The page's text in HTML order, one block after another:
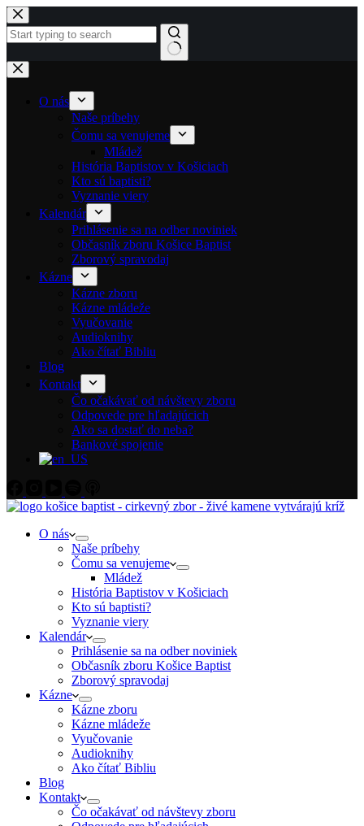
Skip to content
No results
O nás
Naše príbehy
Čomu sa venujeme
Mládež
História Baptistov v Košiciach
Kto sú baptisti?
Vyznanie viery
Kalendár
Prihlásenie sa na odber noviniek
Občasník zboru Košice Baptist
Zborový spravodaj
Kázne
Kázne zboru
Kázne mládeže
Vyučovanie
Audioknihy
Ako čítať Bibliu
Blog
Kontakt
Čo očakávať od návštevy zboru
Odpovede pre hľadajúcich
Ako sa dostať do neba?
Bankové spojenie
O nás
Naše príbehy
Čomu sa venujeme
Mládež
História Baptistov v Košiciach
Kto sú baptisti?
Vyznanie viery
Kalendár
Prihlásenie sa na odber noviniek
Občasník zboru Košice Baptist
Zborový spravodaj
Kázne
Kázne zboru
Kázne mládeže
Vyučovanie
Audioknihy
Ako čítať Bibliu
Blog
Kontakt
Čo očakávať od návštevy zboru